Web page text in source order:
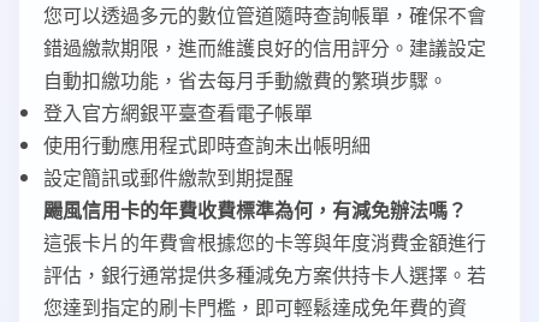
您可以透過多元的數位管道隨時查詢帳單，確保不會
錯過繳款期限，進而維護良好的信用評分。建議設定
自動扣繳功能，省去每月手動繳費的繁瑣步驟。
登入官方網銀平臺查看電子帳單
使用行動應用程式即時查詢未出帳明細
設定簡訊或郵件繳款到期提醒
颺風信用卡的年費收費標準為何，有減免辦法嗎？
這張卡片的年費會根據您的卡等與年度消費金額進行
評估，銀行通常提供多種減免方案供持卡人選擇。若
您達到指定的刷卡門檻，即可輕鬆達成免年費的資